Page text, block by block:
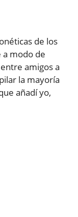
de los
a modo de
amigos a
la mayoría
añadí yo,